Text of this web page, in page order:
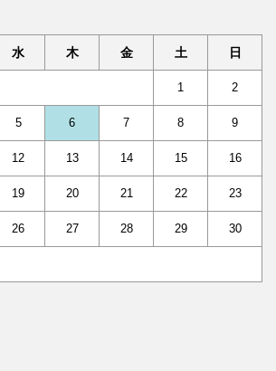
水 木 金 土 日
1 2
5 6 7 8 9
12 13 14 15 16
19 20 21 22 23
26 27 28 29 30